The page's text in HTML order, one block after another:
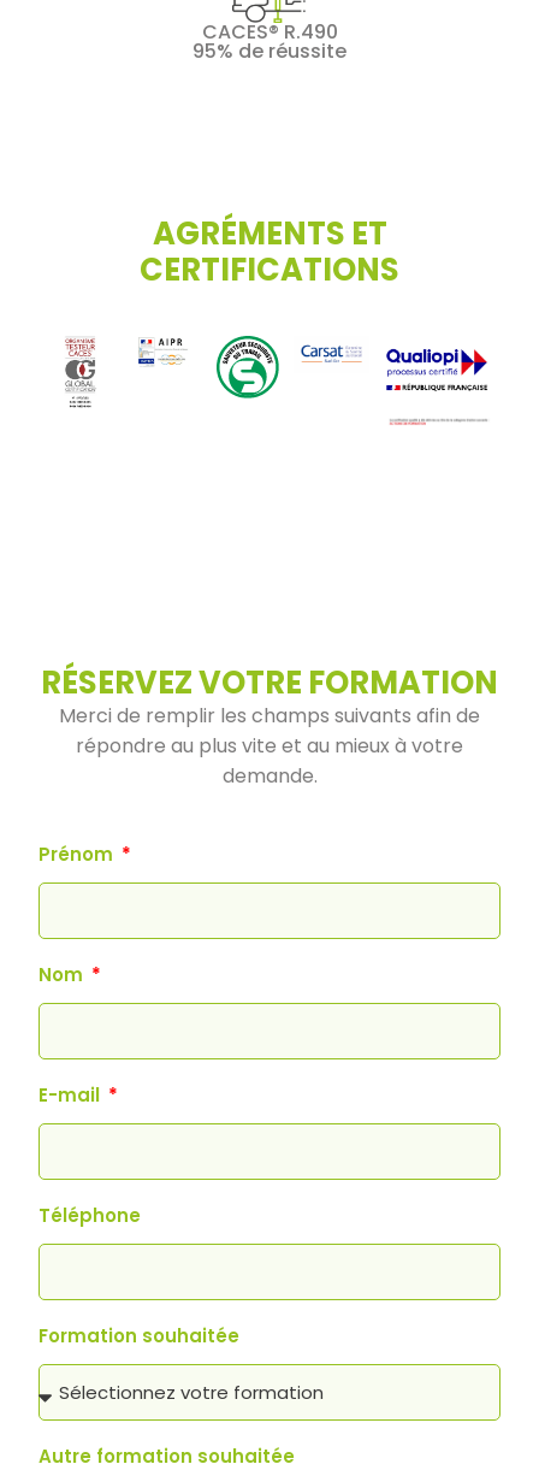
CACES® R.490
95% de réussite
AGRÉMENTS ET
CERTIFICATIONS
RÉSERVEZ VOTRE FORMATION
Merci de remplir les champs suivants afin de
répondre au plus vite et au mieux à votre
demande.
Prénom
Nom
E-mail
Téléphone
Formation souhaitée
Autre formation souhaitée